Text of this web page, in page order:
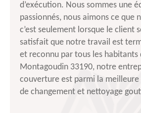
d’exécution. Nous sommes une
passionnés, nous aimons ce que
c’est seulement lorsque le client
satisfait que notre travail est
et reconnu par tous les habitants
Montagoudin 33190, notre
couverture est parmi la meilleure
de changement et nettoyage